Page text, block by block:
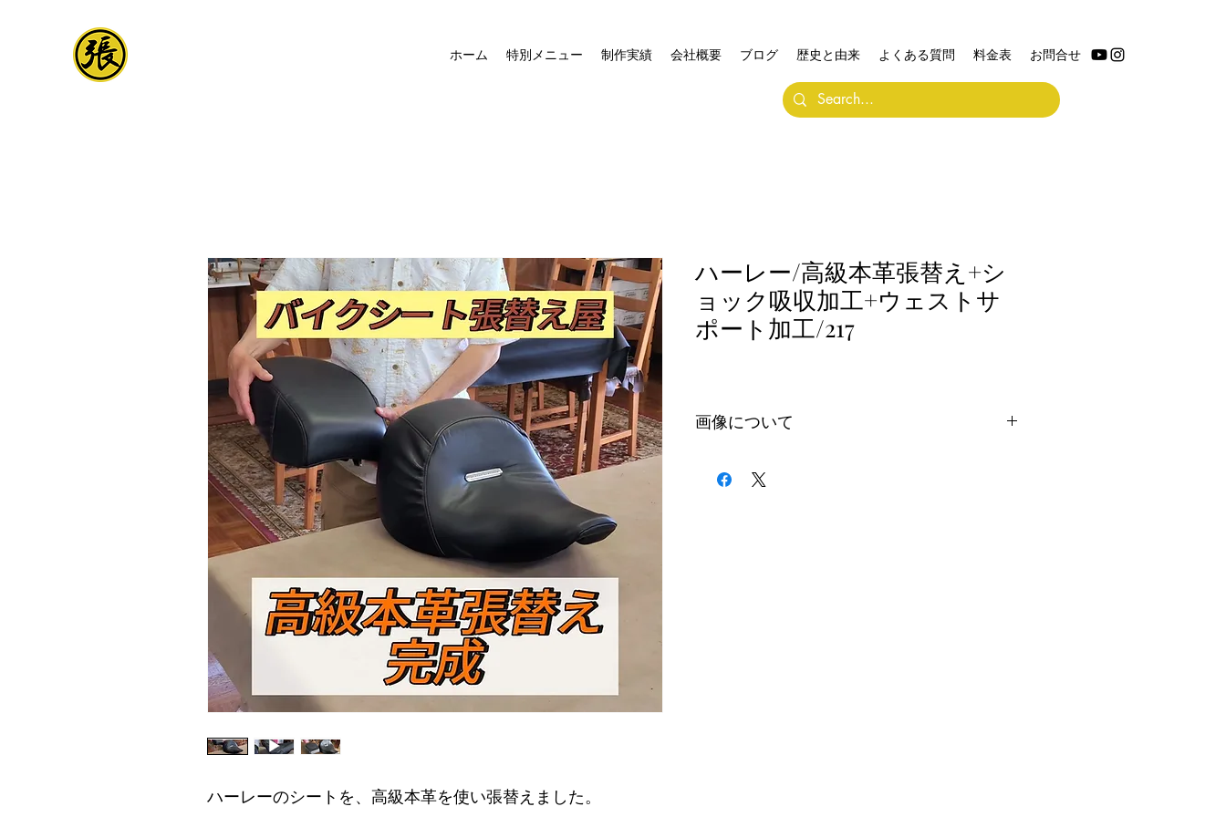
ホーム 特別メニュー 制作実績 会社概要 ブログ 歴史と由来 よくある質問 料金表 お問合せ
ハーレーのシートを、高級本革を使い張替えました。
ハーレー/高級本革張替え+シ
ョック吸収加工+ウェストサ
ポート加工/217
画像について
二枚目が加工途中